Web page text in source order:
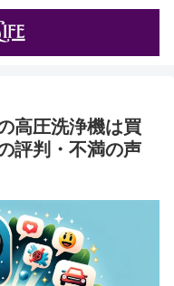
高圧洗浄機は買
評判・不満の声